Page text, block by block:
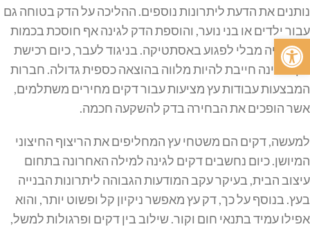
נותנים את הדעת ליתרונות נוספים. ההליכה על הדק בטוחה גם
עבור ילדים או בני נוער, והוספת הדק לגינה אף חוסכת בכמות
הצמחייה מבלי לפגוע באסתטיקה. בניגוד לעבר, כיום רכישת
דקים אינה חייבת להיות מלווה בהוצאה כספית גדולה. חברות
המבצעות עבודות עץ מציעות עבור דקים מחירים משתלמים,
אשר הופכים את הבחירה בדק להשקעה חכמה.
למעשה, דקים הם משטחי עץ המחליפים את הריצוף החיצוני
המיושן. כיום נחשבים דקים לגינה למילה האחרונה בתחום
עיצוב הבית, בעיקר עקב המודעות הגבוהה ליתרונות הבנייה
בעץ. בנוסף על כך, דק עץ מאפשר ניקיון קל ופשוט יותר, והוא
אפילו עמיד בתנאי חום וקור. שילוב בין דקים ופרגולות למשל,
פתח סרגל נגישות